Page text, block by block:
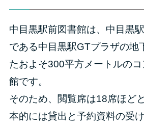
中目黒駅前図書館は、中目黒
である中目黒駅GTプラザの地
たおよそ300平方メートルの
館です。
そのため、閲覧席は18席ほど
本的には貸出と予約資料の受